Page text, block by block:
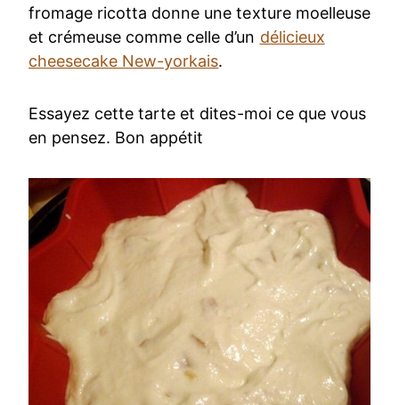
fromage ricotta donne une texture moelleuse
et crémeuse comme celle d’un délicieux
cheesecake New-yorkais.
Essayez cette tarte et dites-moi ce que vous
en pensez. Bon appétit